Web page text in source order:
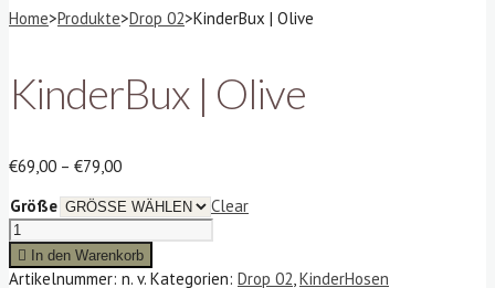
Home>Produkte>Drop 02>KinderBux | Olive
KinderBux | Olive
€69,00 – €79,00Preisspanne:
bis
Größe
Clear
KinderBux
Olive
In den Warenkorb
Artikelnummer: n. v. Kategorien: Drop 02,KinderHosen